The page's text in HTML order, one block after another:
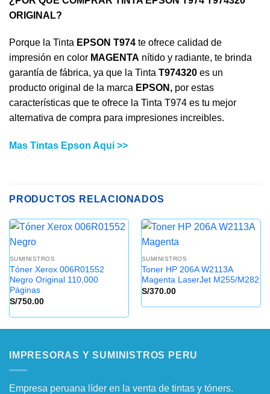
ORIGINAL?
Porque la Tinta EPSON T974 te ofrece calidad de
impresión en color MAGENTA nítido y radiante, te brinda
garantía de fábrica, ya que la Tinta T974320 es un
producto original de la marca EPSON, por estas
características que te ofrece la Tinta T974 es tu mejor
alternativa de compra para impresiones increibles.
Mas Tintas Epson Aqui >>
PRODUCTOS RELACIONADOS
SUMINISTROS
Tóner Xerox 006R01552
Negro Original 110,000
Páginas
S/750.00
SUMINISTROS
Toner HP 206A W2113A
Magenta LaserJet M255/M282
S/370.00
IMPRESORAS Y SUMINISTROS PERU
Empresa peruana líder en la venta de tintas y tóners.